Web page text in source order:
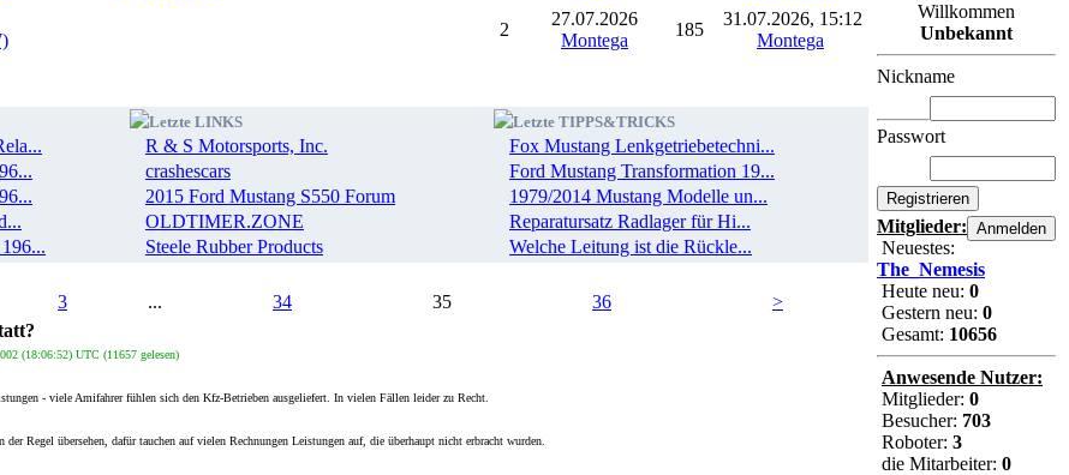
2
27.07.2026
Montega
185
31.07.2026, 15:12
Montega
Letzte LINKS
R & S Motorsports, Inc.
crashescars
2015 Ford Mustang S550 Forum
OLDTIMER.ZONE
Steele Rubber Products
Letzte TIPPS&TRICKS
Fox Mustang Lenkgetriebetechni...
Ford Mustang Transformation 19...
1979/2014 Mustang Modelle un...
Reparatursatz Radlager für Hi...
Welche Leitung ist die Rückle...
3 ... 34 35 36
>
(18:06:52) UTC (11657 gelesen)
- viele Amifahrer fühlen sich den Kfz-Betrieben ausgeliefert. In vielen Fällen leider zu Recht.
Regel übersehen, dafür tauchen auf vielen Rechnungen Leistungen auf, die überhaupt nicht erbracht wurden.
Willkommen
Unbekannt
Nickname
Passwort
Mitglieder:
Neuestes:
The_Nemesis
Heute neu: 0
Gestern neu: 0
Gesamt: 10656
Anwesende Nutzer:
Mitglieder: 0
Besucher: 703
Roboter: 3
die Mitarbeiter: 0